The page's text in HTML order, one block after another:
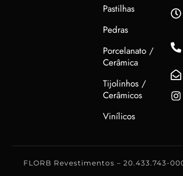
Pastilhas
Pedras
Porcelanato /
Cerâmica
Tijolinhos /
Cerâmicos
Vinílicos
FLORB Revestimentos – 20.433.743-